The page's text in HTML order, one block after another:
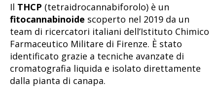
Il THCP (tetraidrocannabiforolo) è un
fitocannabinoide scoperto nel 2019 da un
team di ricercatori italiani dell’Istituto Chimico
Farmaceutico Militare di Firenze. È stato
identificato grazie a tecniche avanzate di
cromatografia liquida e isolato direttamente
dalla pianta di canapa.